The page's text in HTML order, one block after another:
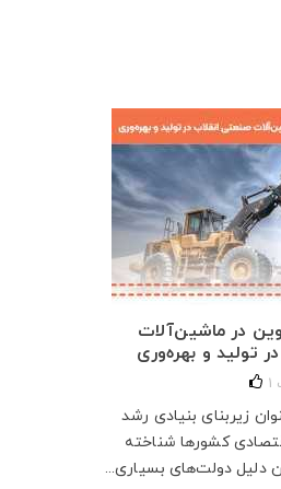
در ماشین‌آلات
تولید و بهره‌وری
1
زیربنای بنیادی رشد
کشورها شناخته
دلیل دولت‌های بسیاری...